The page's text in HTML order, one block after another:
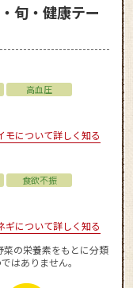
旬・健康テー
高血圧
モについて詳しく知る
食欲不振
ギについて詳しく知る
の栄養素をもとに分類
はありません。